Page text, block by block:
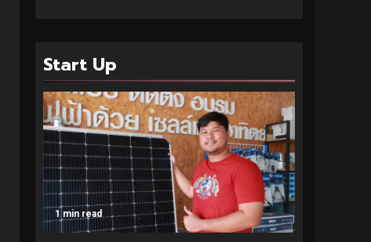
Start Up
1 min read